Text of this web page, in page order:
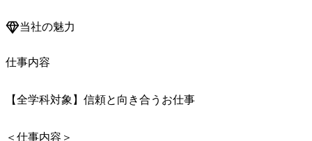
当社の魅力
仕事内容
【全学科対象】信頼と向き合うお仕事
＜仕事内容＞